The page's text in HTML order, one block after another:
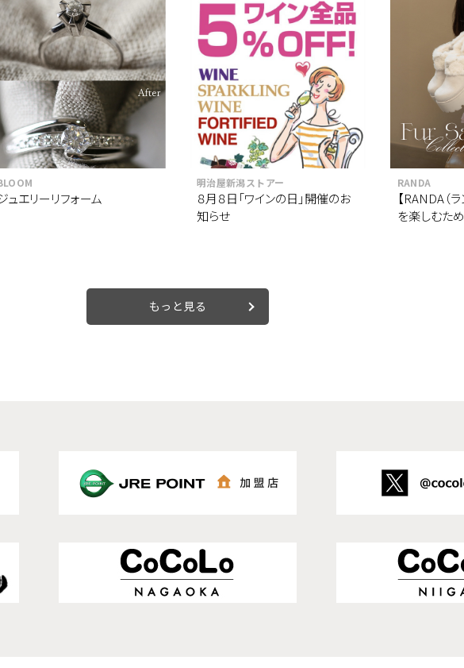
ュエリーリフォーム
明治屋新潟ストアー
８月８日「ワインの日」開催のお
知らせ
RANDA
【RANDA（
を楽しむた
もっと見る